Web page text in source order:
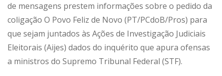
de mensagens prestem informações sobre o pedido da
coligação O Povo Feliz de Novo (PT/PCdoB/Pros) para
que sejam juntados às Ações de Investigação Judiciais
Eleitorais (Aijes) dados do inquérito que apura ofensas
a ministros do Supremo Tribunal Federal (STF).